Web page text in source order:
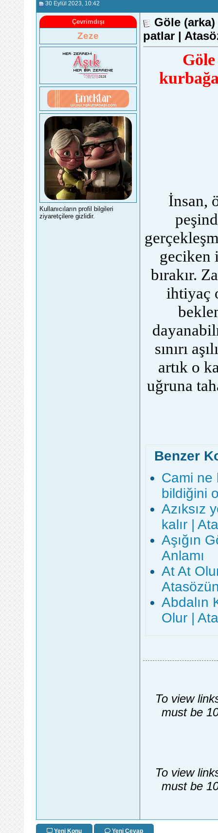
30 Eylül 2023 , 10:42
Çevrimdışı
Zeze
Kullanıcıların profil bilgileri
ziyaretçilere gizlidir.
Göle
patlar |
İnsan,
geciken
bırakır.
ihtiyaç
sınırı
artık o
uğruna
Benzer
Cami ne
bildiğini
Azıksız
kalır |
Aşığın
Anlamı
At At
Abdalın
Olur |
To view
must be
To view
must be
Yeni Konu Yeni Cevap